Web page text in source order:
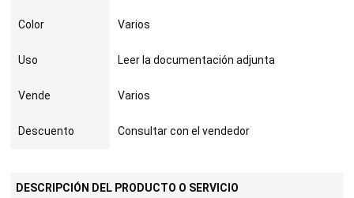
Color Varios
Uso Leer la documentación adjunta
Vende Varios
Descuento Consultar con el vendedor
DESCRIPCIÓN DEL PRODUCTO O SERVICIO